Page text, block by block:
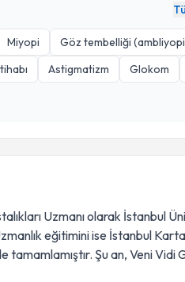
Miyopi
Göz tembelliği
Astigmatizm Glokom
Uzmanı olarak İstanbul
eğitimini ise İstanbul
Şu an, Veni Vidi